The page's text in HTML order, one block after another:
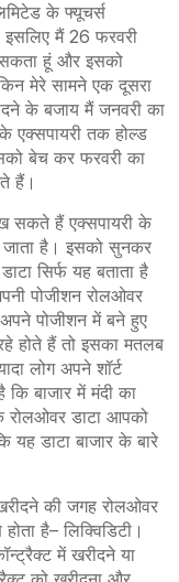
के फ्यूचर्स
इसलिए मैं 26 फरवरी
सकता हूं और इसको
मेरे सामने एक दूसरा
के बजाय मैं जनवरी का
एक्सपायरी तक होल्ड
बेच कर फरवरी का
हैं।
सकते हैं एक्सपायरी के
जाता है। इसको सुनकर
सिर्फ यह बताता है
पोजीशन रोलओवर
पोजीशन में बने हुए
होते हैं तो इसका मतलब
लोग अपने शॉर्ट
बाजार में मंदी का
रोलओवर डाटा आपको
यह डाटा बाजार के बारे
की जगह रोलओवर
है– लिक्विडिटी।
में खरीदने या